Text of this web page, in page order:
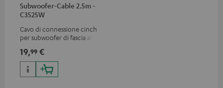
Subwoofer-Cable 2.5m -
C3525W
Cavo di connessione cinch
per subwoofer di fascia alta
19,99 €